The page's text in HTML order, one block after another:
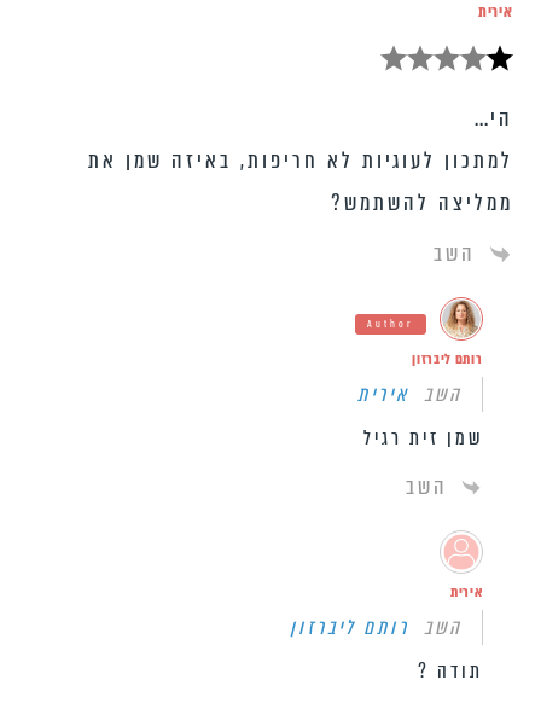
אירית
הי…
למתכון לעוגיות לא חריפות, באיזה שמן את
ממליצה להשתמש?
השב
Author
רותם ליברזון
השב אירית
שמן זית רגיל
השב
אירית
השב רותם ליברזון
תודה ?